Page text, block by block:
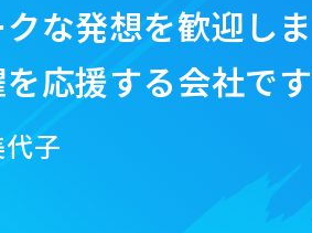
な発想を歓迎しま
応援する会社です
子